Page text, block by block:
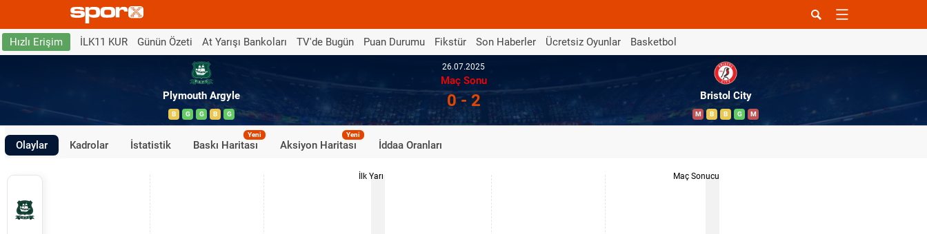
Hızlı Erişim İLK11 KUR Günün Özeti At Yarışı Bankoları TV'de Bugün Puan Durumu Fikstür Son Haberler Ücretsiz Oyunlar Basketbol
Plymouth Argyle
B G G B G
26.07.2025
Maç Sonu
0 - 2 Bristol City
M B B G M
Olaylar Kadrolar İstatistik Baskı Haritası
Yeni
Aksiyon Haritası
Yeni
İddaa Oranları
İlk Yarı Maç Sonucu